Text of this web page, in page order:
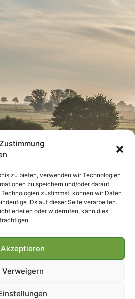
zu bieten, verwenden wir Technologien
zu speichern und/oder darauf
zustimmst, können wir Daten
IDs auf dieser Seite verarbeiten.
erteilen oder widerrufen, kann dies
Akzeptieren
VerweigernBis nächst
Joer!